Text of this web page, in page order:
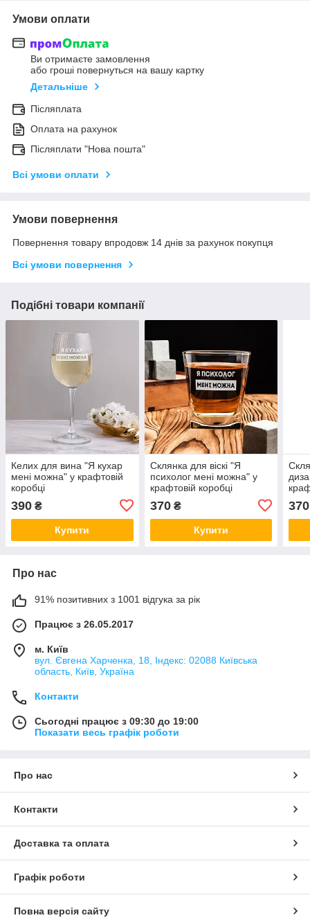
Умови оплати
Ви отримаєте замовлення
або гроші повернуться на вашу картку
Детальніше
Післяплата
Оплата на рахунок
Післяплати "Нова пошта"
Всі умови оплати
Умови повернення
Повернення товару впродовж 14 днів за рахунок покупця
Всі умови повернення
Подібні товари компанії
Келих для вина "Я кухар
мені можна" у крафтовій
коробці
390 ₴
Купити
Склянка для віскі "Я
психолог мені можна" у
крафтовій коробці
370₴
Купити
370
Про нас
91% позитивних з 1001 відгука за рік
Працює з 26.05.2017
м. Київ
вул. Євгена Харченка, 18, Індекс: 02088 Київська
область, Київ, Україна
Контакти
Сьогодні працює з 09:30 до 19:00
Показати весь графік роботи
Про нас
Контакти
Доставка та оплата
Графік роботи
Повна версія сайту